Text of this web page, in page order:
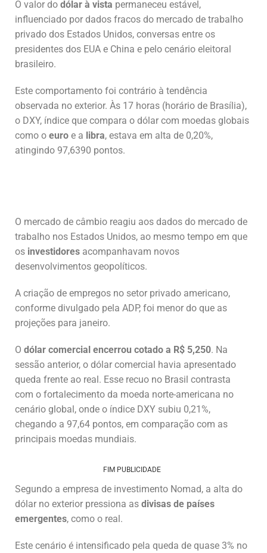
O valor do dólar à vista permaneceu estável,
influenciado por dados fracos do mercado de trabalho
privado dos Estados Unidos, conversas entre os
presidentes dos EUA e China e pelo cenário eleitoral
brasileiro.
Este comportamento foi contrário à tendência
observada no exterior. Às 17 horas (horário de Brasília),
o DXY, índice que compara o dólar com moedas globais
como o euro e a libra, estava em alta de 0,20%,
atingindo 97,6390 pontos.
O mercado de câmbio reagiu aos dados do mercado de
trabalho nos Estados Unidos, ao mesmo tempo em que
os investidores acompanhavam novos
desenvolvimentos geopolíticos.
A criação de empregos no setor privado americano,
conforme divulgado pela ADP, foi menor do que as
projeções para janeiro.
O dólar comercial encerrou cotado a R$ 5,250. Na
sessão anterior, o dólar comercial havia apresentado
queda frente ao real. Esse recuo no Brasil contrasta
com o fortalecimento da moeda norte-americana no
cenário global, onde o índice DXY subiu 0,21%,
chegando a 97,64 pontos, em comparação com as
principais moedas mundiais.
FIM PUBLICIDADE
Segundo a empresa de investimento Nomad, a alta do
dólar no exterior pressiona as divisas de países
emergentes, como o real.
Este cenário é intensificado pela queda de quase 3% no